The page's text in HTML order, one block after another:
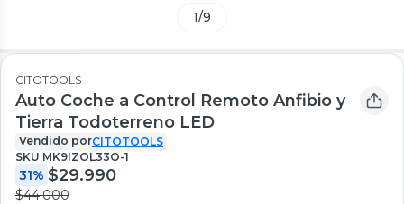
1/9
CITOTOOLS
Auto Coche a Control Remoto Anfibio y
Tierra Todoterreno LED
Vendido porCITOTOOLS
SKU MK9IZOL33O-1
31% $29.990
$44.000